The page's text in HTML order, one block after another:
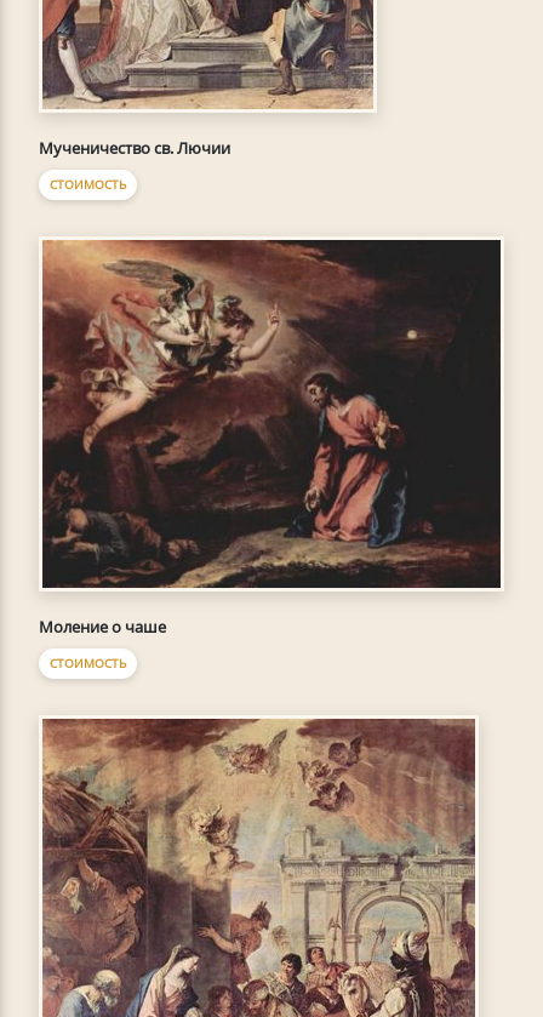
Мученичество св. Лючии
СТОИМОСТЬ
Моление о чаше
СТОИМОСТЬ